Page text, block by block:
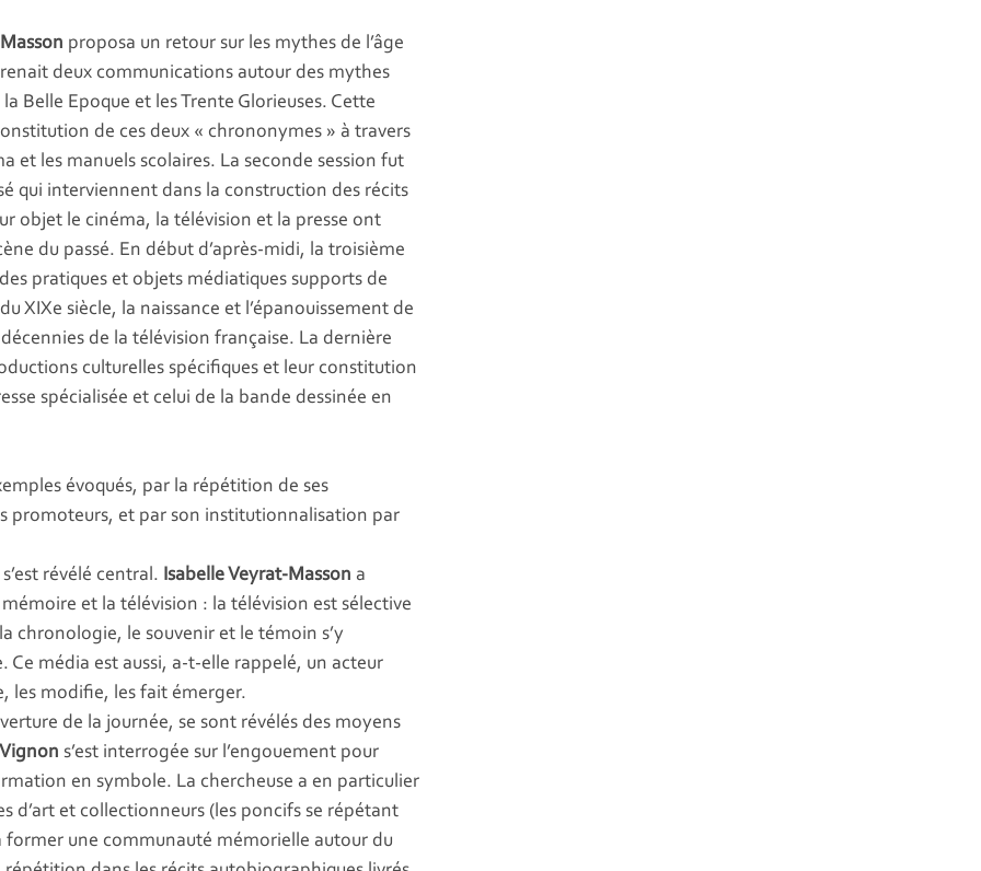
proposa un retour sur les mythes de l’âge
deux communications autour des mythes
Belle Epoque et les Trente Glorieuses. Cette
de ces deux « chrononymes » à travers
et les manuels scolaires. La seconde session fut
qui interviennent dans la construction des récits
objet le cinéma, la télévision et la presse ont
du passé. En début d’après-midi, la troisième
pratiques et objets médiatiques supports de
XIXe siècle, la naissance et l’épanouissement de
de la télévision française. La dernière
culturelles spécifiques et leur constitution
spécialisée et celui de la bande dessinée en
évoqués, par la répétition de ses
promoteurs, et par son institutionnalisation par
révélé central. Isabelle Veyrat-Masson a
et la télévision : la télévision est sélective
chronologie, le souvenir et le témoin s’y
média est aussi, a-t-elle rappelé, un acteur
les modifie, les fait émerger.
de la journée, se sont révélés des moyens
s’est interrogée sur l’engouement pour
en symbole. La chercheuse a en particulier
d’art et collectionneurs (les poncifs se répétant
former une communauté mémorielle autour du